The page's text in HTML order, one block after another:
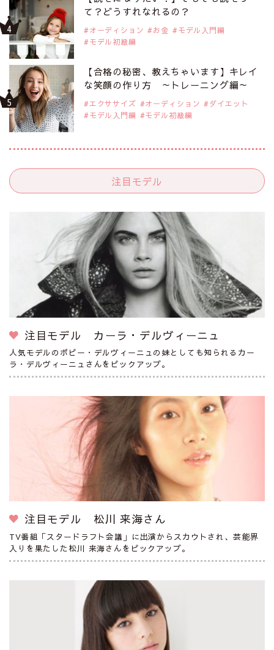
て？どうすれなれるの？
オーディション お金
モデル入門編
モデル初級編
【合格の秘密、教えちゃいます】キレイ
な笑顔の作り方 ～トレーニング編～
エクササイズ オーディション
ダイエット
モデル入門編
モデル初級編
注目モデル
注目モデル カーラ・デルヴィーニュ
人気モデルのポピー・デルヴィーニュの妹としても知られるカー
ラ・デルヴィーニュさんをピックアップ。
注目モデル 松川 来海さん
TV番組「スタードラフト会議」に出演からスカウトされ、芸能界
入りを果たした松川 来海さんをピックアップ。